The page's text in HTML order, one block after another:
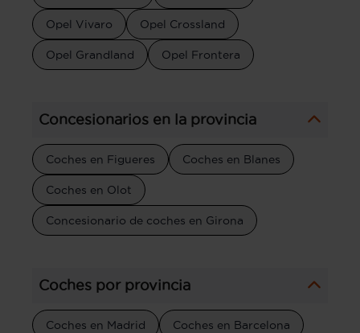
Opel Vivaro Opel Crossland
Opel Grandland Opel Frontera
Concesionarios en la provincia
Coches en Figueres Coches en Blanes
Coches en Olot
Concesionario de coches en Girona
Coches por provincia
Coches en Madrid Coches en Barcelona